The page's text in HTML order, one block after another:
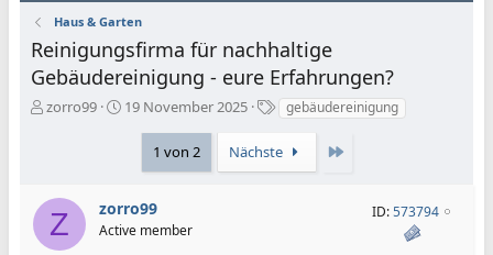
Haus & Garten
Reinigungsfirma für nachhaltige
Gebäudereinigung - eure Erfahrungen?
E
l
e
zorro99
E
l
l
19 November 2025
S
h
gebäudereinigung
1 von 2 Nächste
Z zorro99
Active member
ID:573794